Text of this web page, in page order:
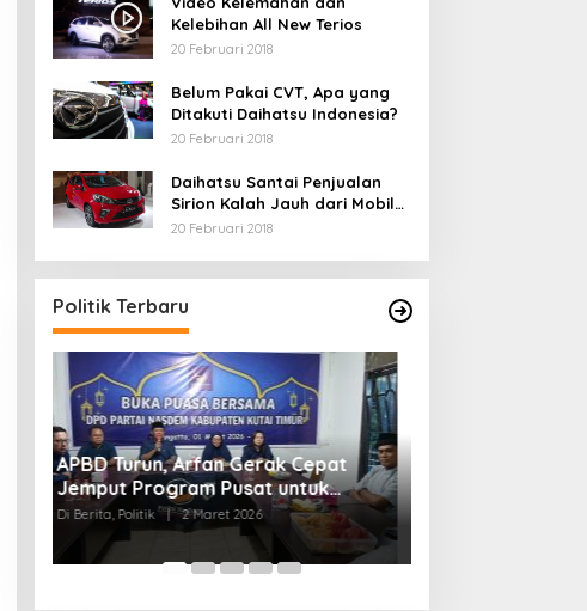
Kelebihan All New Terios
20 Februari 2018
Belum Pakai CVT, Apa yang
Ditakuti Daihatsu Indonesia?
20 Februari 2018
Daihatsu Santai Penjualan
Sirion Kalah Jauh dari Mobil
LCGC
20 Februari 2018
Politik Terbaru
Gema Bangsa Resmikan
Sekretariat DPD Kutim, Tegaskan
Komitmen Hadir dan Mengabdi
untuk Rakyat
Di Berita, Politik | 23 Februari 2026